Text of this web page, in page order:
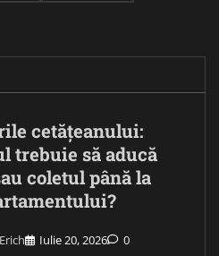
cetățeanului:
trebuie să aducă
coletul până la
Iulie 20, 2026 0